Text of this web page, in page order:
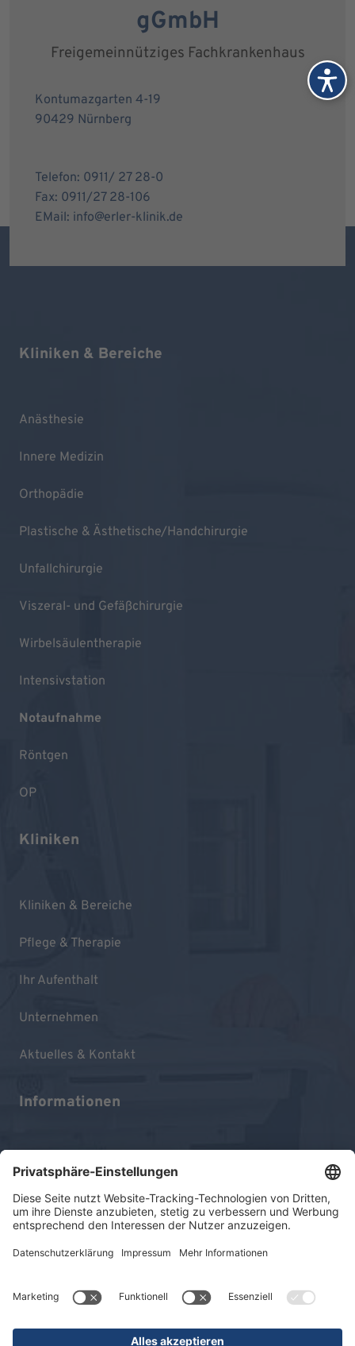
gGmbH
Freigemeinnütziges Fachkrankenhaus
Kontumazgarten 4-19
90429 Nürnberg
Telefon: 0911/ 27 28-0
Fax: 0911/27 28-106
EMail: info@erler-klinik.de
Kliniken & Bereiche
Anästhesie
Innere Medizin
Orthopädie
Plastische & Ästhetische/Handchirurgie
Unfallchirurgie
Viszeral- und Gefäßchirurgie
Wirbelsäulentherapie
Intensivstation
Notaufnahme
Röntgen
OP
Kliniken
Kliniken & Bereiche
Pflege & Therapie
Ihr Aufenthalt
Unternehmen
Aktuelles & Kontakt
Informationen
Impressum
Datenschutz
Sitemap